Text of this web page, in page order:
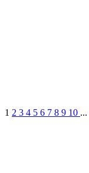
1 2 3 4 5 6 7 8 9 10 ...